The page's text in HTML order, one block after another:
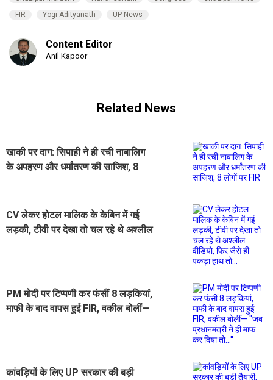
FIR
Yogi Adityanath UP News
Content Editor
Anil Kapoor
Related News
खाकी पर दाग: सिपाही ने ही रची नाबालिग
के अपहरण और धर्मांतरण की साजिश, 8
CV लेकर होटल मालिक के केबिन में गई
लड़की, टीवी पर देखा तो चल रहे थे अश्लील
PM मोदी पर टिप्पणी कर फंसीं 8 लड़कियां,
माफी के बाद वापस हुई FIR, वकील बोलीं—
कांवड़ियों के लिए UP सरकार की बड़ी